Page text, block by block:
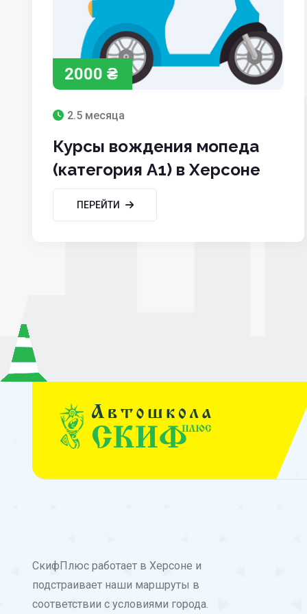
2000 ₴
2.5 месяца
Курсы вождения мопеда
(категория A1) в Херсоне
ПЕРЕЙТИ
СкифПлюс работает в Херсоне и
подстраивает наши маршруты в
соответствии с условиями города.